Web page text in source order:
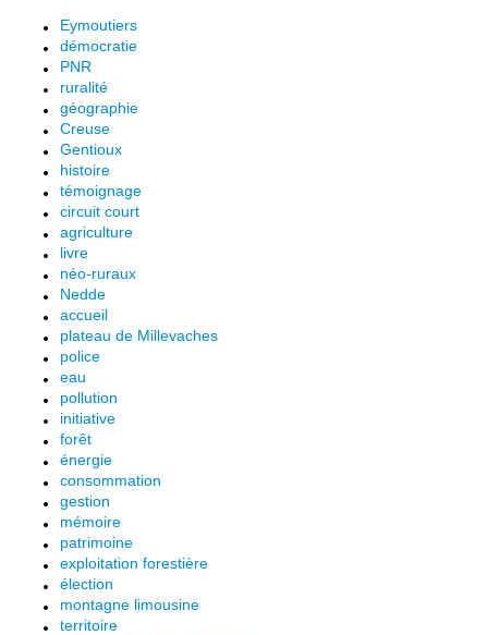
Eymoutiers
démocratie
PNR
ruralité
géographie
Creuse
Gentioux
histoire
témoignage
circuit court
agriculture
livre
néo-ruraux
Nedde
accueil
plateau de Millevaches
police
eau
pollution
initiative
forêt
énergie
consommation
gestion
mémoire
patrimoine
exploitation forestière
élection
montagne limousine
territoire